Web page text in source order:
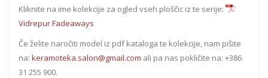
Kliknite na ime kolekcije za ogled vseh ploščic iz te serije:
Vidrepur Fadeaways
Če želite naročiti model iz pdf kataloga te kolekcije, nam pišite
na: keramoteka.salon@gmail.com ali pa nas pokličite na: +386
31 255 900.